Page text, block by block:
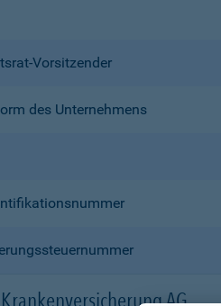
Vorsitzender
des Unternehmens
AG